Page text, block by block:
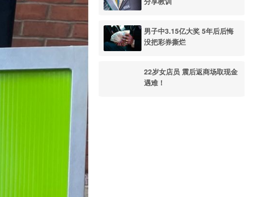
男子中3.15亿大奖 5年后后悔
没把彩券撕烂
22岁女店员 震后返商场取现金
遇难！